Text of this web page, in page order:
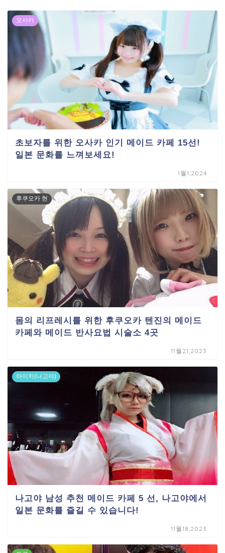
오사카
초보자를 위한 오사카 인기 메이드 카페 15선!
일본 문화를 느껴보세요!
1월1,2024
후쿠오카 현
몸의 리프레시를 위한 후쿠오카 텐진의 메이드
카페와 메이드 반사요법 시술소 4곳
11월21,2023
아이치(나고야)
나고야 남성 추천 메이드 카페 5 선, 나고야에서
일본 문화를 즐길 수 있습니다!
11월18,2023